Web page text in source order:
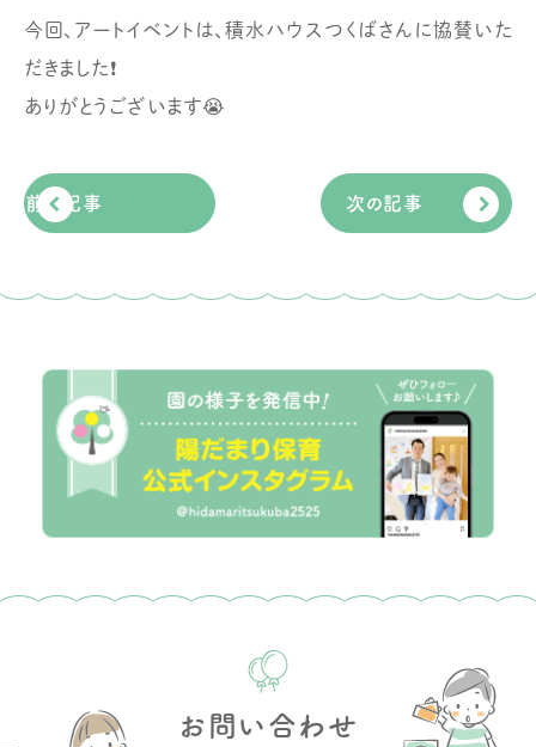
今回、アートイベントは、積水ハウスつくばさんに協賛いた
だきました❗️
ありがとうございます😭
前の記事 次の記事
お問い合わせ